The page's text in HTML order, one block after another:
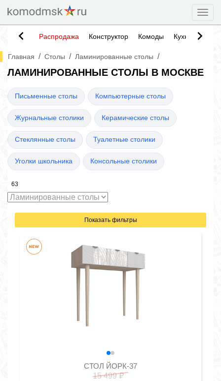
Распродажа Конструктор Комоды Кухни
Главная / Столы / Ламинированные столы /
ЛАМИНИРОВАННЫЕ СТОЛЫ В МОСКВЕ
Письменные столы Компьютерные столы
Журнальные столики Керамические столы
Стеклянные столы Туалетные столики
Уголки школьника Консольные столики
63
Показать фильтры
СТОЛ ЙОРК-37
15 499 ₽